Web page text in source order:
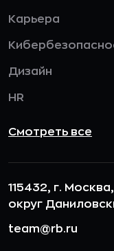
Карьера
Дизайн
HR
Смотреть все
115432, г.
округ
team@rb.ru